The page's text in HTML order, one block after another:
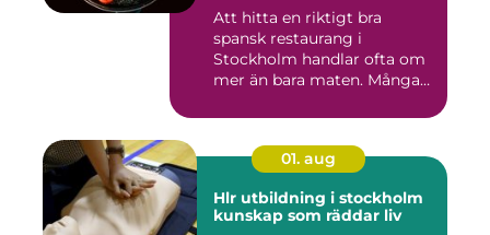
Att hitta en riktigt bra
spansk restaurang i
Stockholm handlar ofta om
mer än bara maten. Många
01. aug
Hlr utbildning i stockholm
kunskap som räddar liv